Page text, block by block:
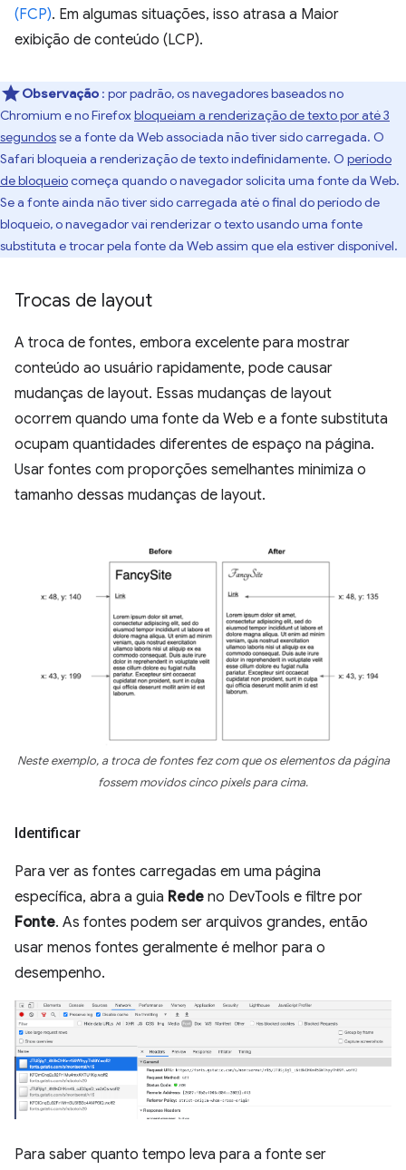
(FCP). Em algumas situações, isso atrasa a Maior
exibição de conteúdo (LCP).
Observação : por padrão, os navegadores baseados no
Chromium e no Firefoxbloqueiam a renderização de texto por até 3
segundosse a fonte da Web associada não tiver sido carregada. O
Safari bloqueia a renderização de texto indefinidamente. O período
de bloqueiocomeça quando o navegador solicita uma fonte da Web.
Se a fonte ainda não tiver sido carregada até o final do período de
bloqueio, o navegador vai renderizar o texto usando uma fonte
substituta e trocar pela fonte da Web assim que ela estiver disponível.
Trocas de layout
A troca de fontes, embora excelente para mostrar
conteúdo ao usuário rapidamente, pode causar
mudanças de layout. Essas mudanças de layout
ocorrem quando uma fonte da Web e a fonte substituta
ocupam quantidades diferentes de espaço na página.
Usar fontes com proporções semelhantes minimiza o
tamanho dessas mudanças de layout.
Neste exemplo, a troca de fontes fez com que os elementos da página
fossem movidos cinco pixels para cima.
Identificar
Para ver as fontes carregadas em uma página
específica, abra a guia Rede no DevTools e filtre por
Fonte. As fontes podem ser arquivos grandes, então
usar menos fontes geralmente é melhor para o
desempenho.
Para saber quanto tempo leva para a fonte ser